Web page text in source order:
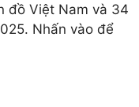
đồ Việt Nam và 34
Nhấn vào để